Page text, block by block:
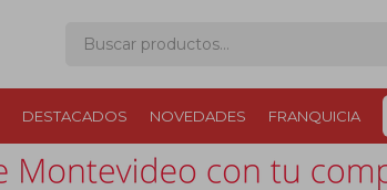
DESTACADOS NOVEDADES FRANQUICIA